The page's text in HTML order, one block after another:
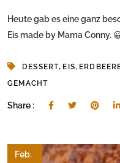
Heute gab es eine ganz
Eis made by Mama Conny.
DESSERT, EIS,
GEMACHT
Share :
Feb.